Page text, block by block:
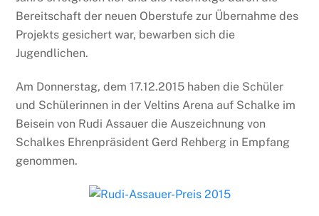
Bereitschaft der neuen Oberstufe zur Übernahme des
Projekts gesichert war, bewarben sich die
Jugendlichen.
Am Donnerstag, dem 17.12.2015 haben die Schüler
und Schülerinnen in der Veltins Arena auf Schalke im
Beisein von Rudi Assauer die Auszeichnung von
Schalkes Ehrenpräsident Gerd Rehberg in Empfang
genommen.